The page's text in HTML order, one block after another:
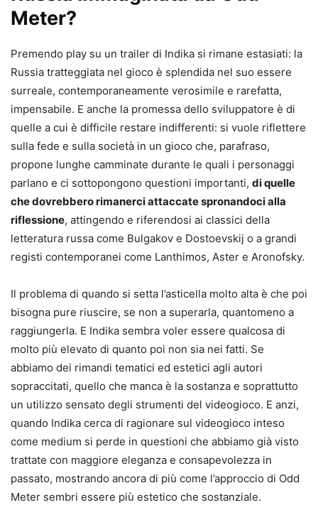
Meter?
Premendo play su un trailer di Indika si rimane estasiati: la
Russia tratteggiata nel gioco è splendida nel suo essere
surreale, contemporaneamente verosimile e rarefatta,
impensabile. E anche la promessa dello sviluppatore è di
quelle a cui è difficile restare indifferenti: si vuole riflettere
sulla fede e sulla società in un gioco che, parafraso,
propone lunghe camminate durante le quali i personaggi
parlano e ci sottopongono questioni importanti, di quelle
che dovrebbero rimanerci attaccate spronandoci alla
riflessione, attingendo e riferendosi ai classici della
letteratura russa come Bulgakov e Dostoevskij o a grandi
registi contemporanei come Lanthimos, Aster e Aronofsky.
Il problema di quando si setta l’asticella molto alta è che poi
bisogna pure riuscire, se non a superarla, quantomeno a
raggiungerla. E Indika sembra voler essere qualcosa di
molto più elevato di quanto poi non sia nei fatti. Se
abbiamo dei rimandi tematici ed estetici agli autori
sopraccitati, quello che manca è la sostanza e soprattutto
un utilizzo sensato degli strumenti del videogioco. E anzi,
quando Indika cerca di ragionare sul videogioco inteso
come medium si perde in questioni che abbiamo già visto
trattate con maggiore eleganza e consapevolezza in
passato, mostrando ancora di più come l’approccio di Odd
Meter sembri essere più estetico che sostanziale.